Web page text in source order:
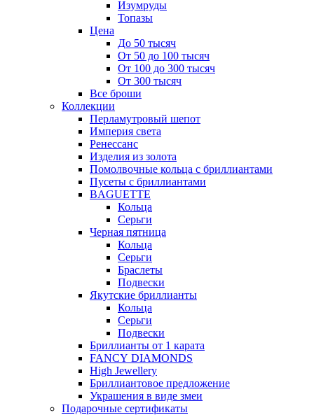
Изумруды
Топазы
Цена
До 50 тысяч
От 50 до 100 тысяч
От 100 до 300 тысяч
От 300 тысяч
Все броши
Коллекции
Перламутровый шепот
Империя света
Ренессанс
Изделия из золота
Помолвочные кольца с бриллиантами
Пусеты с бриллиантами
BAGUETTE
Кольца
Серьги
Черная пятница
Кольца
Серьги
Браслеты
Подвески
Якутские бриллианты
Кольца
Серьги
Подвески
Бриллианты от 1 карата
FANCY DIAMONDS
High Jewellery
Бриллиантовое предложение
Украшения в виде змеи
Подарочные сертификаты